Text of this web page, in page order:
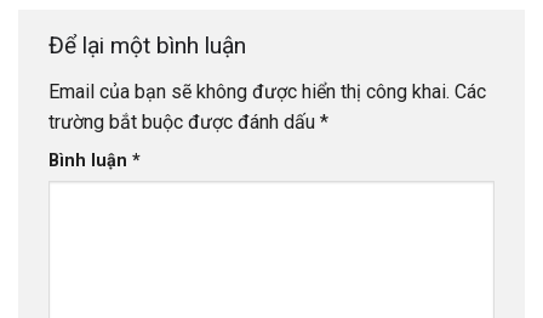
Để lại một bình luận
Email của bạn sẽ không được hiển thị công khai. Các
trường bắt buộc được đánh dấu *
Bình luận *